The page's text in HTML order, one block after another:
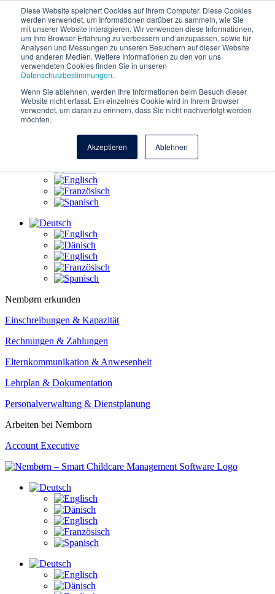
Diese Website speichert Cookies auf Ihrem Computer. Diese Cookies
werden verwendet, um Informationen darüber zu sammeln, wie Sie
mit unserer Website interagieren. Wir verwenden diese Informationen,
um Ihre Browser-Erfahrung zu verbessern und anzupassen, sowie für
Analysen und Messungen zu unseren Besuchern auf dieser Website
und anderen Medien. Weitere Informationen zu den von uns
verwendeten Cookies finden Sie in unseren
Datenschutzbestimmungen.
Wenn Sie ablehnen, werden Ihre Informationen beim Besuch dieser
Website nicht erfasst. Ein einzelnes Cookie wird in Ihrem Browser
verwendet, um daran zu erinnern, dass Sie nicht nachverfolgt werden
möchten.
Akzeptieren Ablehnen
Zum Inhalt springen
Funktionen
AI-Funktionen
Über
Kontakt
Nembørn erkunden
Einschreibungen & Kapazität
Rechnungen & Zahlungen
Elternkommunikation & Anwesenheit
Lehrplan & Dokumentation
Personalverwaltung & Dienstplanung
Arbeiten bei Nemborn
Account Executive